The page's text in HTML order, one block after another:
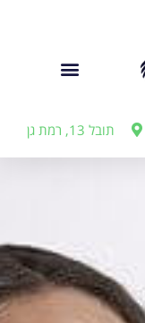
תובל 13, רמת גן